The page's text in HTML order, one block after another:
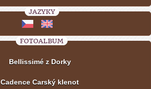
JAZYKY
FOTOALBUM
Bellissimé z Dorky
Cadence Carský klenot